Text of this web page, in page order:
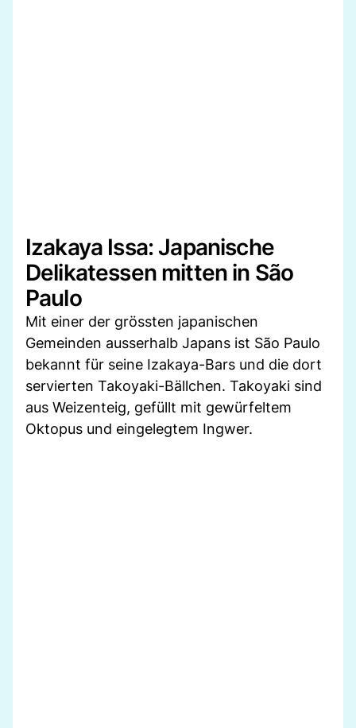
Izakaya Issa: Japanische
Delikatessen mitten in São
Paulo
Mit einer der grössten japanischen
Gemeinden ausserhalb Japans ist São Paulo
bekannt für seine Izakaya-Bars und die dort
servierten Takoyaki-Bällchen. Takoyaki sind
aus Weizenteig, gefüllt mit gewürfeltem
Oktopus und eingelegtem Ingwer.